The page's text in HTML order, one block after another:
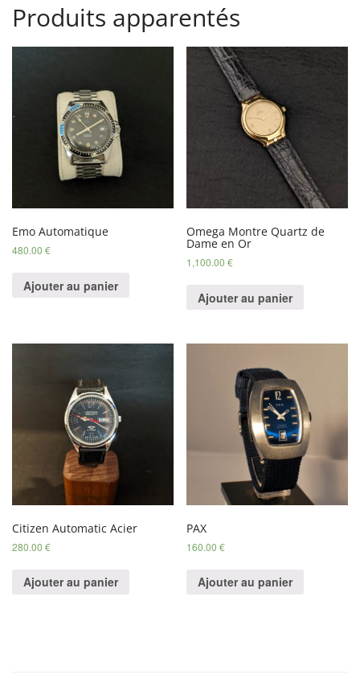
Produits apparentés
Emo Automatique
480.00 €
Ajouter au panier
Omega Montre Quartz de
Dame en Or
1,100.00€
Ajouter au panier
Citizen Automatic Acier
280.00 €
Ajouter au panier
PAX
160.00€
Ajouter au panier